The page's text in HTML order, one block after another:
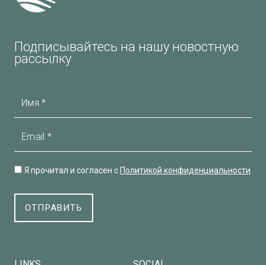
Подписывайтесь на нашу новостную
рассылку
Имя
Email
Я прочитал и согласен с Политикой конфиденциальности
ОТПРАВИТЬ